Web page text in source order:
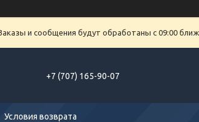
и сообщения будут обработаны с 09:00
+7 (707) 165-90-07
Условия возврата